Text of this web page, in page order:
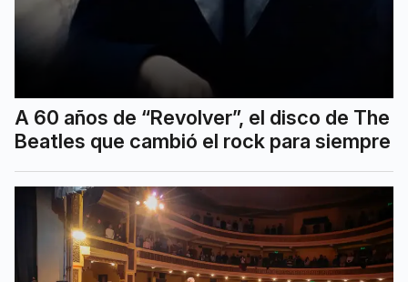
A 60 años de “Revolver”, el disco de The
Beatles que cambió el rock para siempre